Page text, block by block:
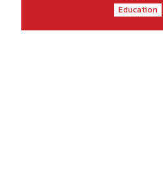
Education